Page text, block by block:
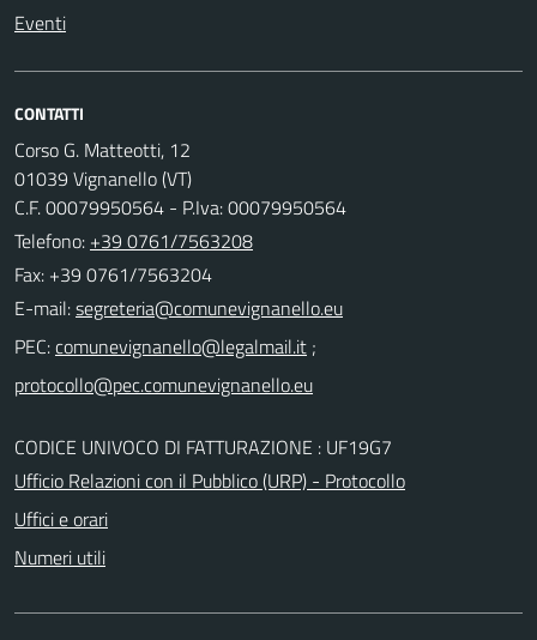
Eventi
CONTATTI
Corso G. Matteotti, 12
01039 Vignanello (VT)
C.F. 00079950564 - P.Iva: 00079950564
Telefono: +39 0761/7563208
Fax: +39 0761/7563204
E-mail:
PEC:
;
CODICE UNIVOCO DI FATTURAZIONE : UF19G7
Ufficio Relazioni con il Pubblico (URP) - Protocollo
Uffici e orari
Numeri utili